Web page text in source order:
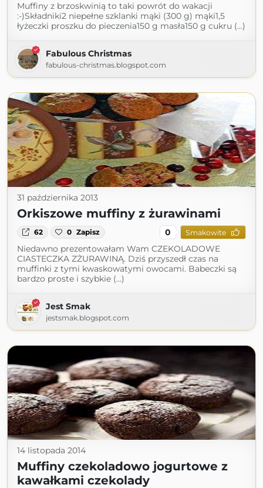
Muffiny z brzoskwinią to taki powrót do wakacji
:-)Składniki2 niepełne szklanki mąki (300 g) mąki1,5
łyżeczki proszku do pieczenia150 g masła150 g cukru (...)
Fabulous Christmas
fabulous-christmas.blogspot.com
31 października 2013
Orkiszowe muffiny z żurawinami
62 0 Zapisz 0 Smakowite
Niedawno prezentowałam Wam CZEKOLADOWE
CIASTECZKA ZŻURAWINĄ. Dziś przyszedł czas na
muffinki z tymi kwaskowatymi owocami. Babeczki są
bardzo proste i szybkie (...)
Jest Smak
jestsmak.blogspot.com
14 listopada 2014
Muffiny czekoladowo jogurtowe z
kawałkami czekolady